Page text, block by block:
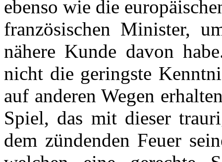
ebenso wie die
französischen Minister,
nähere Kunde davon
nicht die geringste
auf anderen Wegen
Spiel, das mit dieser
dem zündenden Feuer